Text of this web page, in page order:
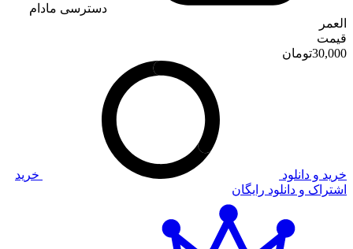
دسترسی مادام
العمر
قیمت
30,000تومان
خرید و دانلود
خرید
اشتراک و دانلود رایگان